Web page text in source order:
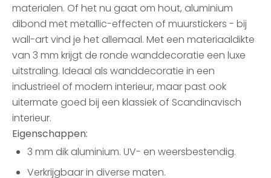
materialen. Of het nu gaat om hout, aluminium
dibond met metallic-effecten of muurstickers - bij
wall-art vind je het allemaal. Met een materiaaldikte
van 3 mm krijgt de ronde wanddecoratie een luxe
uitstraling. Ideaal als wanddecoratie in een
industrieel of modern interieur, maar past ook
uitermate goed bij een klassiek of Scandinavisch
interieur.
Eigenschappen:
3 mm dik aluminium. UV- en weersbestendig.
Verkrijgbaar in diverse maten.